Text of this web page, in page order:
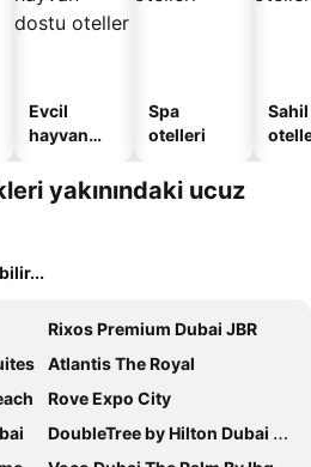
Evcil
hayvan
oteller
Spa
otelleri
Sahil
yakınındaki ucuz
Rixos Premium Dubai JBR
Atlantis The Royal
Rove Expo City
DoubleTree by Hilton Dubai M Square Hotel & Residences